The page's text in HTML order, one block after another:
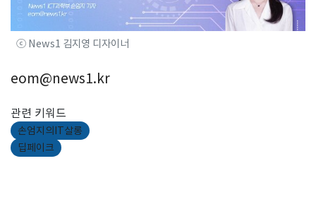
ⓒ News1 김지영 디자이너
eom@news1.kr
관련 키워드
손엄지의IT살롱
딥페이크